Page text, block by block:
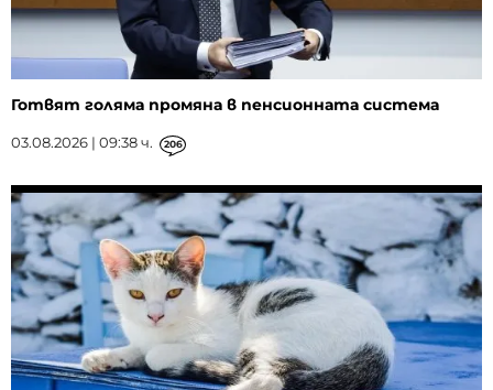
Готвят голяма промяна в пенсионната система
03.08.2026 | 09:38 ч. 206